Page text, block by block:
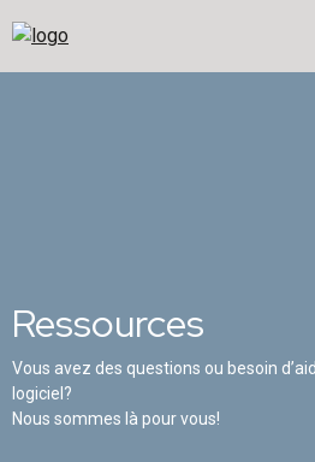
Ressources
Vous avez des questions ou besoin
logiciel?
Nous sommes là pour vous!